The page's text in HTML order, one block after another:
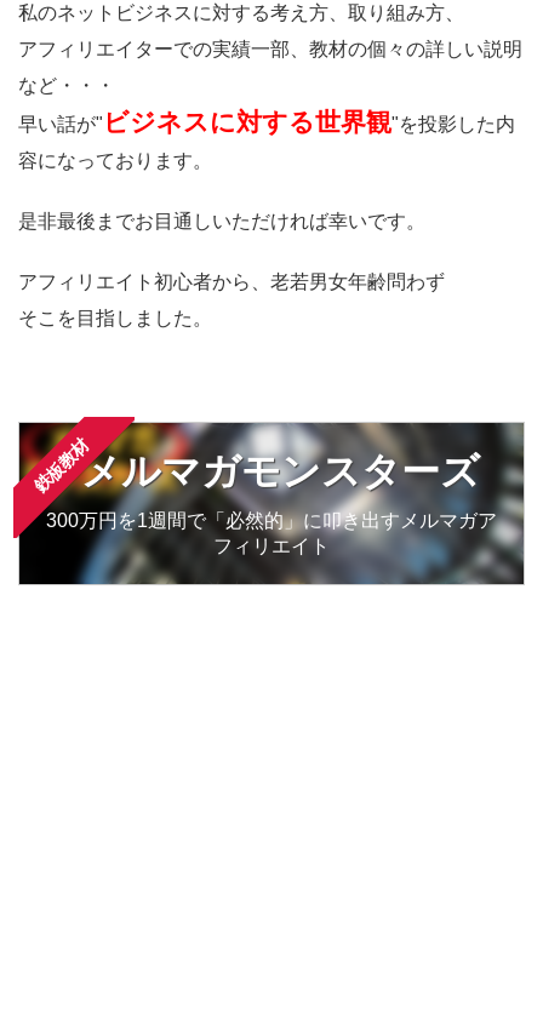
私のネットビジネスに対する考え方、取り組み方、
アフィリエイターでの実績一部、教材の個々の詳しい説明
など・・・
早い話が" ビジネスに対する世界観"を投影した内
容になっております。
是非最後までお目通しいただければ幸いです。
アフィリエイト初心者から、老若男女年齢問わず
そこを目指しました。
鉄板教材メルマガモンスターズ
300万円を1週間で「必然的」に叩き出すメルマガア
フィリエイト